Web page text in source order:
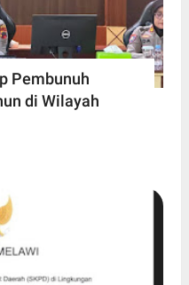
Pembunuh
di Wilayah